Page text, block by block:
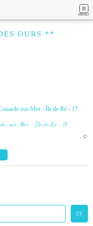
MENU
OURS **
sur-Mer - Île de Ré - 17
…